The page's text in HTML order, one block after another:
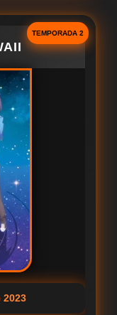
TEMPORADA 2
2023